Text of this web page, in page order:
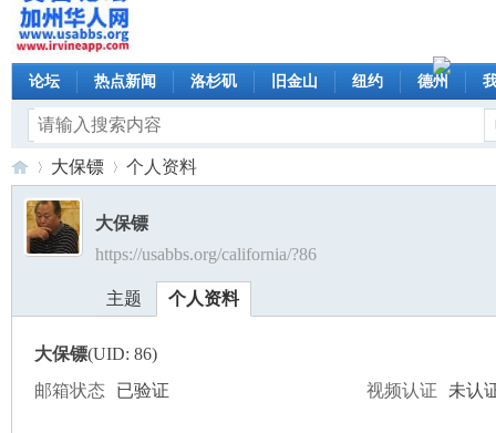
论坛 热点新闻 洛杉矶 旧金山 纽约 德州
美›
大保镖
›
个人资料
大保镖
https://usabbs.org/california/?86
主题 个人资料
大保镖(UID: 86)
邮箱状态
已验证 视频认证 未认